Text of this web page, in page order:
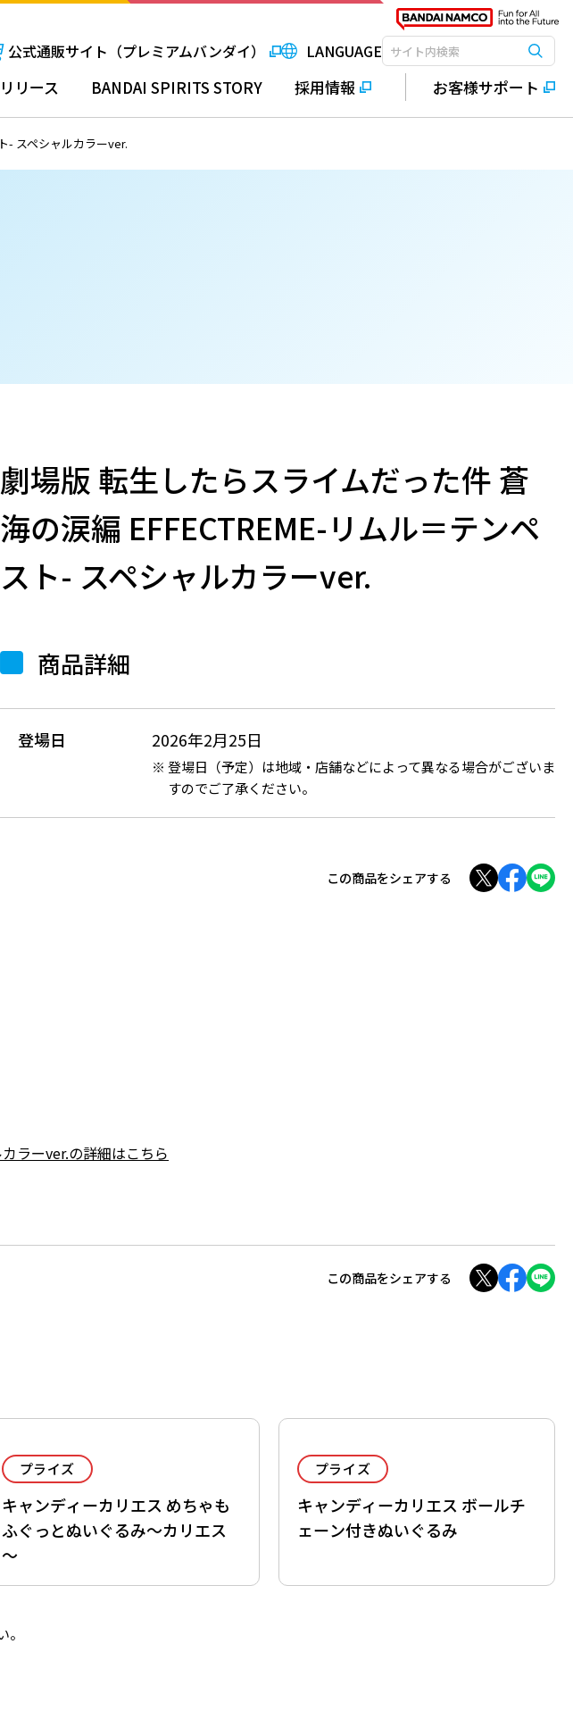
公式通販サイト（プレミアムバンダイ） LANGUAGE検索キーワード入力 検索
リース BANDAI SPIRITS STORY 採用情報 お客様サポート
- スペシャルカラーver.
劇場版 転生したらスライムだった件 蒼
海の涙編 EFFECTREME-リムル＝テンペ
スト- スペシャルカラーver.
商品詳細
登場日 2026年2月25日
登場日（予定）は地域・店舗などによって異なる場合がございま
すのでご了承ください。
この商品をシェアする
ラーver.の詳細はこちら
この商品をシェアする
プライズ
キャンディーカリエス めちゃも
ふぐっとぬいぐるみ～カリエス
～
プライズ
キャンディーカリエス ボールチ
ェーン付きぬいぐるみ